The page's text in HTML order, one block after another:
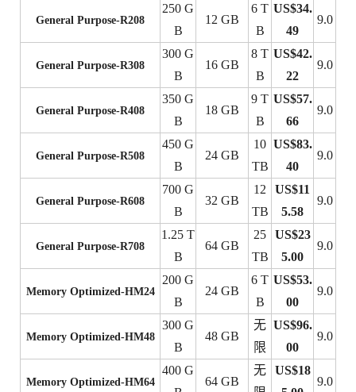
General Purpose-R208
250 G
B
12 GB
6 T
B
US$34.
49
9.0
General Purpose-R308
300 G
B
16 GB
8 T
B
US$42.
22
9.0
General Purpose-R408
350 G
B
18 GB
9 T
B
US$57.
66
9.0
General Purpose-R508
450 G
B
24 GB
10
TB
US$83.
40
9.0
General Purpose-R608
700 G
B
32 GB
12
TB
US$11
5.58
9.0
General Purpose-R708
1.25 T
B
64 GB
25
TB
US$23
5.00
9.0
Memory Optimized-HM24
200 G
B
24 GB
6 T
B
US$53.
00
9.0
Memory Optimized-HM48
300 G
B
48 GB
无
限
US$96.
00
9.0
Memory Optimized-HM64
400 G
64 GB
无
US$18
9.0